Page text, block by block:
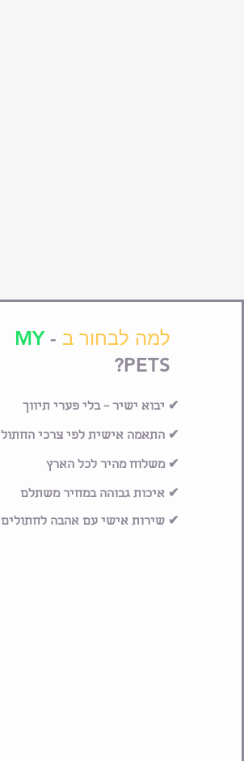
למה לבחור ב -
MY
PETS?
✔ יבוא ישיר – בלי פערי תיווך
✔ התאמה אישית לפי צרכי החתול
✔ משלוח מהיר לכל הארץ
✔ איכות גבוהה במחיר משתלם
✔ שירות אישי עם אהבה לחתולים